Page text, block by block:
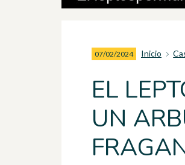
07/02/2024 Inicio
EL
UN